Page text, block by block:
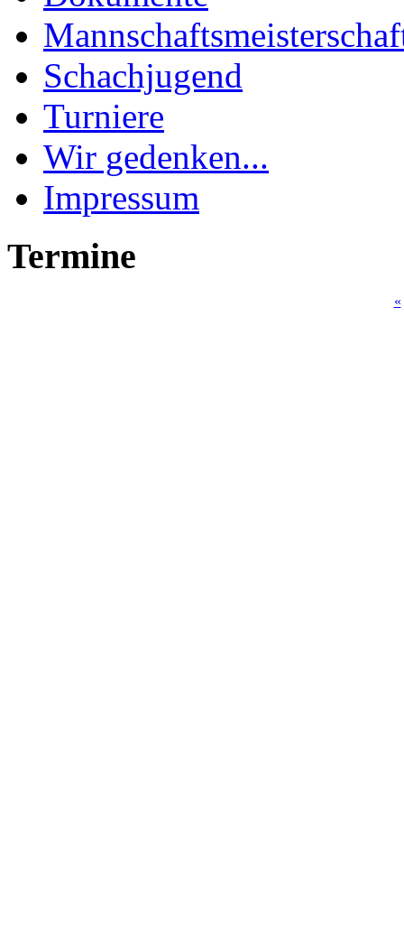
Schachjugend
Turniere
Wir gedenken...
Impressum
Termine
«